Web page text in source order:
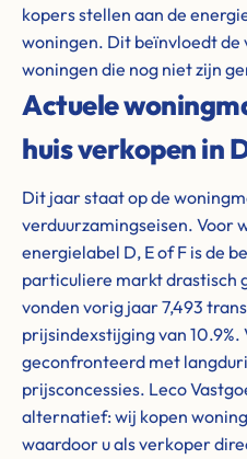
kopers stellen aan de
woningen. Dit beïnvloedt de
woningen die nog niet zijn
Actuele
huis verkopen in
Dit jaar staat op de
verduurzamingseisen. Voor
energielabel D, E of F is de
particuliere markt drastisch
vonden vorig jaar 7,493
prijsindexstijging van
geconfronteerd met
prijsconcessies. Leco
alternatief: wij kopen
waardoor u als verkoper